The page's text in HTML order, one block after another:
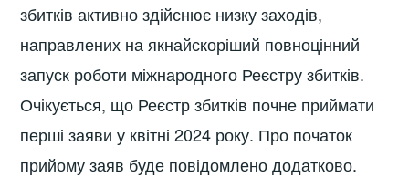
збитків активно здійснює низку заходів,
направлених на якнайскоріший повноцінний
запуск роботи міжнародного Реєстру збитків.
Очікується, що Реєстр збитків почне приймати
перші заяви у квітні 2024 року. Про початок
прийому заяв буде повідомлено додатково.